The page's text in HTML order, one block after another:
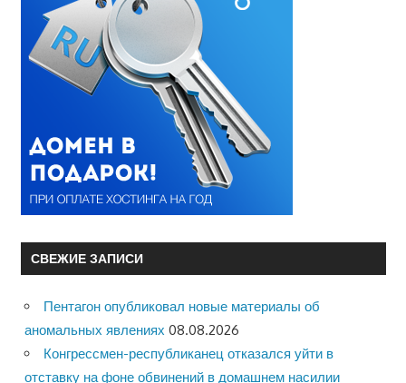
СВЕЖИЕ ЗАПИСИ
Пентагон опубликовал новые материалы об
аномальных явлениях 08.08.2026
Конгрессмен-республиканец отказался уйти в
отставку на фоне обвинений в домашнем насилии